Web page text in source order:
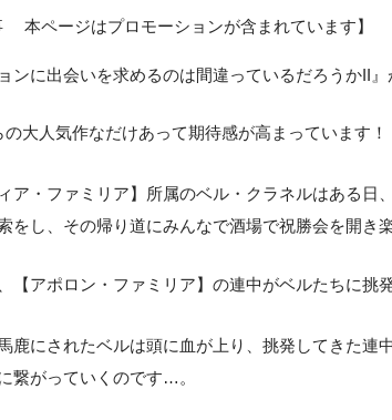
本ページはプロモーションが含まれています】
ンに出会いを求めるのは間違っているだろうかII』
の大人気作なだけあって期待感が高まっています！
ア・ファミリア】所属のベル・クラネルはある日
をし、その帰り道にみんなで酒場で祝勝会を開き
【アポロン・ファミリア】の連中がベルたちに挑
鹿にされたベルは頭に血が上り、挑発してきた連
繋がっていくのです…。